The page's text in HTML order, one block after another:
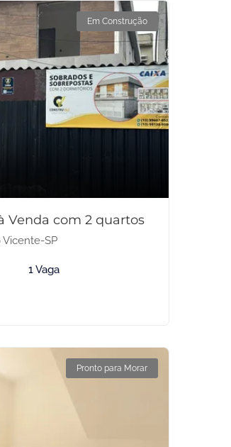
Em Construção
Venda com 2 quartos
Vicente-SP
1 Vaga
Pronto para Morar